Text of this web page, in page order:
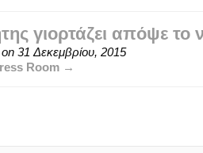
γιορτάζει απόψε το
31 Δεκεμβρίου, 2015
Room →